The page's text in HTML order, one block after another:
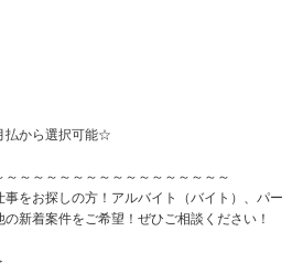
払から選択可能☆
～～～～～～～～～～～～～～～～～
をお探しの方！アルバイト（バイト）、パー
の新着案件をご希望！ぜひご相談ください！